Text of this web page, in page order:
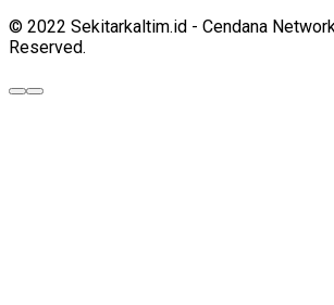
© 2022 Sekitarkaltim.id - Cendana
Reserved.